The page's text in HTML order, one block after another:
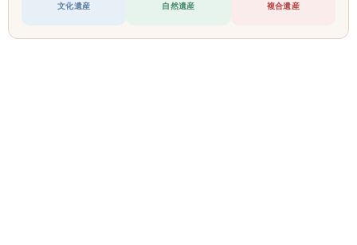
文化遺産 自然遺産 複合遺産